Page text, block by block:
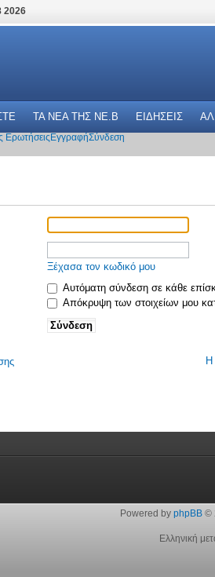
2026
ΤΑ ΝΕΑ THΣ NE.B ΕΙΔΗΣΕΙΣ
Ερωτήσεις ΕγγραφήΣύνδεση
Ξέχασα τον κωδικό μου
Αυτόματη σύνδεση σε κάθε
Απόκρυψη των στοιχείων μου
Η
Powered by phpBB©
Ελληνική